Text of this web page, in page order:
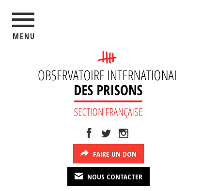
MENU
FAIRE UN DON
NOUS CONTACTER